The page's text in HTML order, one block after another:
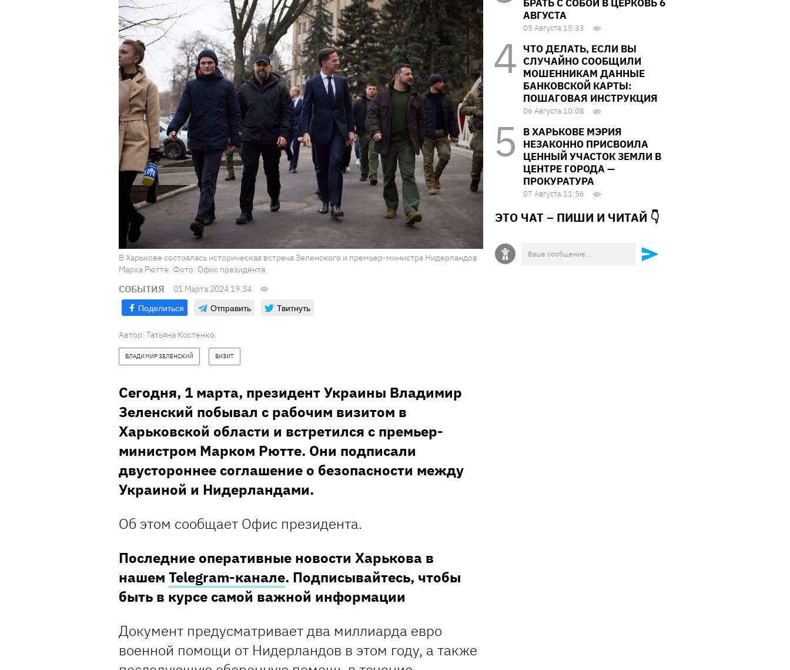
В Харькове состоялась историческая встреча Зеленского и премьер-министра Нидерландов
Марка Рютте. Фото: Офис президента
СОБЫТИЯ 01 Марта 2024 19:34
Поделиться Отправить Твитнуть
Автор: Татьяна Костенко
ВЛАДИМИР ЗЕЛЕНСКИЙ ВИЗИТ
Сегодня, 1 марта, президент Украины Владимир
Зеленский побывал с рабочим визитом в
Харьковской области и встретился с премьер-
министром Марком Рютте. Они подписали
двустороннее соглашение о безопасности между
Украиной и Нидерландами.
Об этом сообщает Офис президента.
Последние оперативные новости Харькова в
нашем Telegram-канале. Подписывайтесь, чтобы
быть в курсе самой важной информации
Документ предусматривает два миллиарда евро
военной помощи от Нидерландов в этом году, а также
БРАТЬ С СОБОЙ В ЦЕРКОВЬ 6
АВГУСТА
05 Августа 15:33
ЧТО ДЕЛАТЬ, ЕСЛИ ВЫ
СЛУЧАЙНО СООБЩИЛИ
МОШЕННИКАМ ДАННЫЕ
БАНКОВСКОЙ КАРТЫ:
ПОШАГОВАЯ ИНСТРУКЦИЯ
06 Августа 10:08
В ХАРЬКОВЕ МЭРИЯ
НЕЗАКОННО ПРИСВОИЛА
ЦЕННЫЙ УЧАСТОК ЗЕМЛИ В
ЦЕНТРЕ ГОРОДА —
ПРОКУРАТУРА
07 Августа 11:56
ЭТО ЧАТ – ПИШИ И ЧИТАЙ 👇